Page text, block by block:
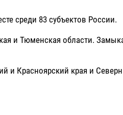
среди 83 субъектов России.
и Тюменская области.
и Красноярский края и